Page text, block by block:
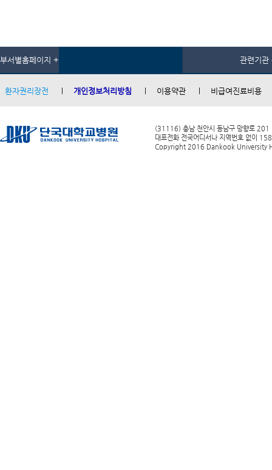
부서별홈페이지 + 관련기관
환자권리장전 개인정보처리방침 이용약관 비급여진료비용
(31116) 충남 천안시 동남구 망향로 201
대표전화 전국어디서나 지역번호 없이
Copyright 2016 Dankook University